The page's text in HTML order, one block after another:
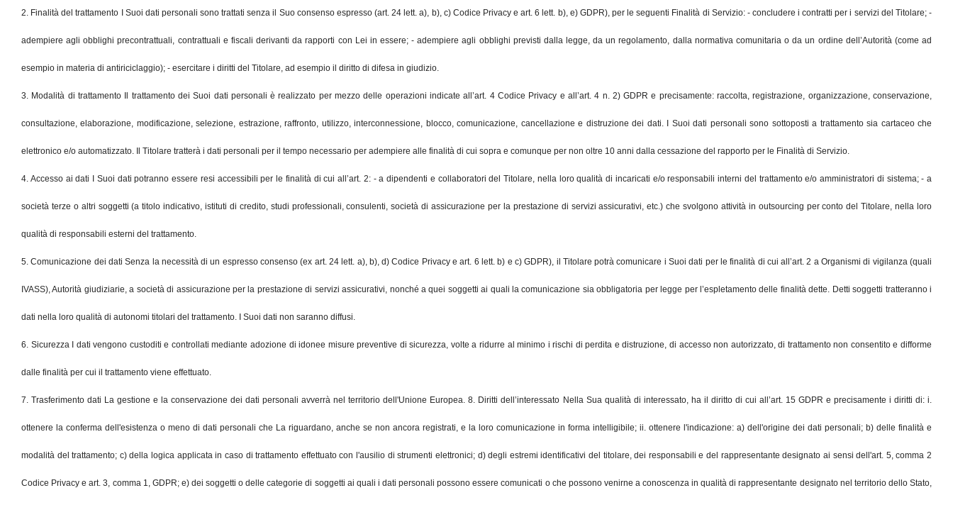
2. Finalità del trattamento I Suoi dati personali sono trattati senza il Suo consenso espresso (art. 24 lett. a), b), c) Codice Privacy e art. 6 lett. b), e) GDPR), per le seguenti Finalità di Servizio: - concludere i contratti per i servizi del Titolare; -
adempiere agli obblighi precontrattuali, contrattuali e fiscali derivanti da rapporti con Lei in essere; - adempiere agli obblighi previsti dalla legge, da un regolamento, dalla normativa comunitaria o da un ordine dell’Autorità (come ad
esempio in materia di antiriciclaggio); - esercitare i diritti del Titolare, ad esempio il diritto di difesa in giudizio.
3. Modalità di trattamento Il trattamento dei Suoi dati personali è realizzato per mezzo delle operazioni indicate all’art. 4 Codice Privacy e all’art. 4 n. 2) GDPR e precisamente: raccolta, registrazione, organizzazione, conservazione,
consultazione, elaborazione, modificazione, selezione, estrazione, raffronto, utilizzo, interconnessione, blocco, comunicazione, cancellazione e distruzione dei dati. I Suoi dati personali sono sottoposti a trattamento sia cartaceo che
elettronico e/o automatizzato. Il Titolare tratterà i dati personali per il tempo necessario per adempiere alle finalità di cui sopra e comunque per non oltre 10 anni dalla cessazione del rapporto per le Finalità di Servizio.
4. Accesso ai dati I Suoi dati potranno essere resi accessibili per le finalità di cui all’art. 2: - a dipendenti e collaboratori del Titolare, nella loro qualità di incaricati e/o responsabili interni del trattamento e/o amministratori di sistema; - a
società terze o altri soggetti (a titolo indicativo, istituti di credito, studi professionali, consulenti, società di assicurazione per la prestazione di servizi assicurativi, etc.) che svolgono attività in outsourcing per conto del Titolare, nella loro
qualità di responsabili esterni del trattamento.
5. Comunicazione dei dati Senza la necessità di un espresso consenso (ex art. 24 lett. a), b), d) Codice Privacy e art. 6 lett. b) e c) GDPR), il Titolare potrà comunicare i Suoi dati per le finalità di cui all’art. 2 a Organismi di vigilanza (quali
IVASS), Autorità giudiziarie, a società di assicurazione per la prestazione di servizi assicurativi, nonché a quei soggetti ai quali la comunicazione sia obbligatoria per legge per l’espletamento delle finalità dette. Detti soggetti tratteranno i
dati nella loro qualità di autonomi titolari del trattamento. I Suoi dati non saranno diffusi.
6. Sicurezza I dati vengono custoditi e controllati mediante adozione di idonee misure preventive di sicurezza, volte a ridurre al minimo i rischi di perdita e distruzione, di accesso non autorizzato, di trattamento non consentito e difforme
dalle finalità per cui il trattamento viene effettuato.
7. Trasferimento dati La gestione e la conservazione dei dati personali avverrà nel territorio dell'Unione Europea. 8. Diritti dell’interessato Nella Sua qualità di interessato, ha il diritto di cui all’art. 15 GDPR e precisamente i diritti di: i.
ottenere la conferma dell'esistenza o meno di dati personali che La riguardano, anche se non ancora registrati, e la loro comunicazione in forma intelligibile; ii. ottenere l'indicazione: a) dell'origine dei dati personali; b) delle finalità e
modalità del trattamento; c) della logica applicata in caso di trattamento effettuato con l'ausilio di strumenti elettronici; d) degli estremi identificativi del titolare, dei responsabili e del rappresentante designato ai sensi dell'art. 5, comma 2
Codice Privacy e art. 3, comma 1, GDPR; e) dei soggetti o delle categorie di soggetti ai quali i dati personali possono essere comunicati o che possono venirne a conoscenza in qualità di rappresentante designato nel territorio dello Stato,